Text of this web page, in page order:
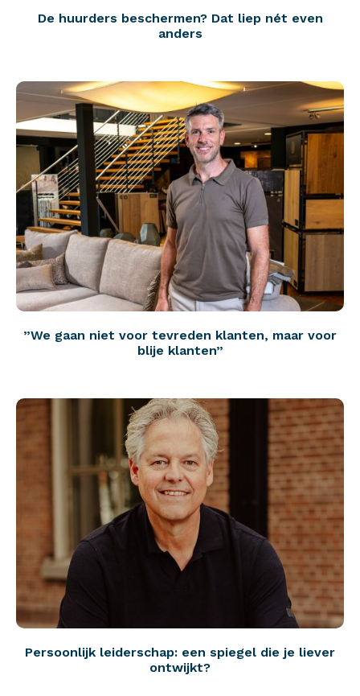
De huurders beschermen? Dat liep nét even
anders
”We gaan niet voor tevreden klanten, maar voor
blije klanten”
Persoonlijk leiderschap: een spiegel die je liever
ontwijkt?